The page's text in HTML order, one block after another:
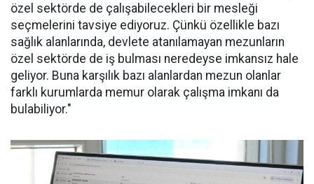
özel sektörde de çalışabilecekleri bir mesleği
seçmelerini tavsiye ediyoruz. Çünkü özellikle bazı
sağlık alanlarında, devlete atanılamayan mezunların
özel sektörde de iş bulması neredeyse imkansız hale
geliyor. Buna karşılık bazı alanlardan mezun olanlar
farklı kurumlarda memur olarak çalışma imkanı da
bulabiliyor."